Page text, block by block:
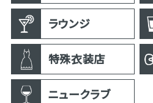
ラウンジ
特殊衣装店
ニュークラブ